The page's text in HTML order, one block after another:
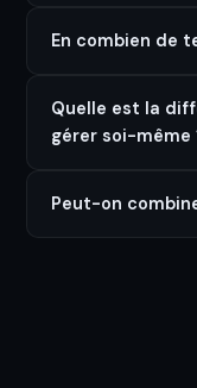
En combien de
Quelle est la
gérer soi-même
Peut-on